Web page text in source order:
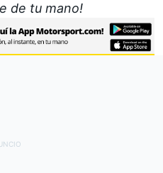
de tu mano!